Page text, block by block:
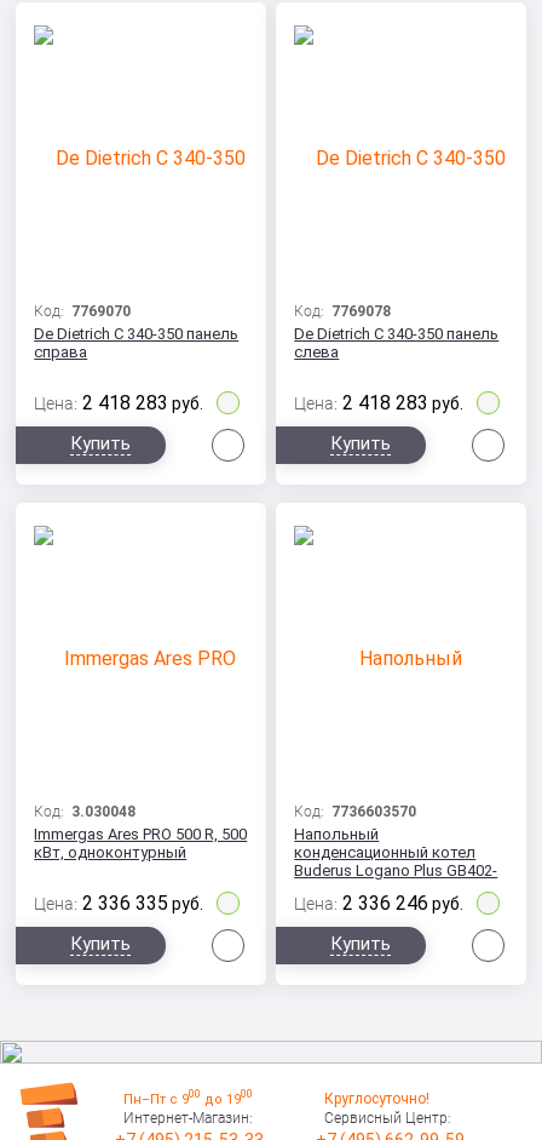
Код: 7769070
De Dietrich C 340-350 панель
справа
Цена: 2 418 283 руб.
Купить
Код: 7769078
De Dietrich C 340-350 панель
слева
Цена: 2 418 283 руб.
Купить
Код: 3.030048
Immergas Ares PRO 500 R, 500
кВт, одноконтурный
Цена: 2 336 335 руб.
Купить
Код: 7736603570
Напольный
конденсационный котел
Buderus Logano Plus GB402-
Цена: 2 336 246 руб.
Купить
Пн–Пт с 900 до 1900
Интернет-Магазин:
Круглосуточно!
Сервисный Центр: